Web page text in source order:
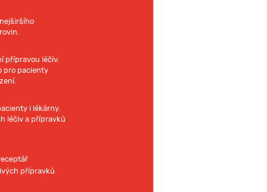
přípravou léčiv.
pro pacienty
i lékárny.
léčiv a přípravků
přípravků